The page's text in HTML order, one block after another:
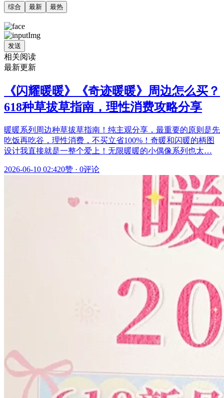
综合 最新 最热
发送
相关阅读
最新更新
《闪耀暖暖》《奇迹暖暖》周边怎么买？
618种草拔草指南，理性消费攻略分享
暖暖系列周边种草拔草指南！纯主观分享，最重要的原则是先
吃饭再吃谷，理性消费，不买立省100%！奇暖和闪暖的柄图
设计我直接就是一整个爱上！无限暖暖的小偶像系列也太…
2026-06-10 02:420赞 · 0评论